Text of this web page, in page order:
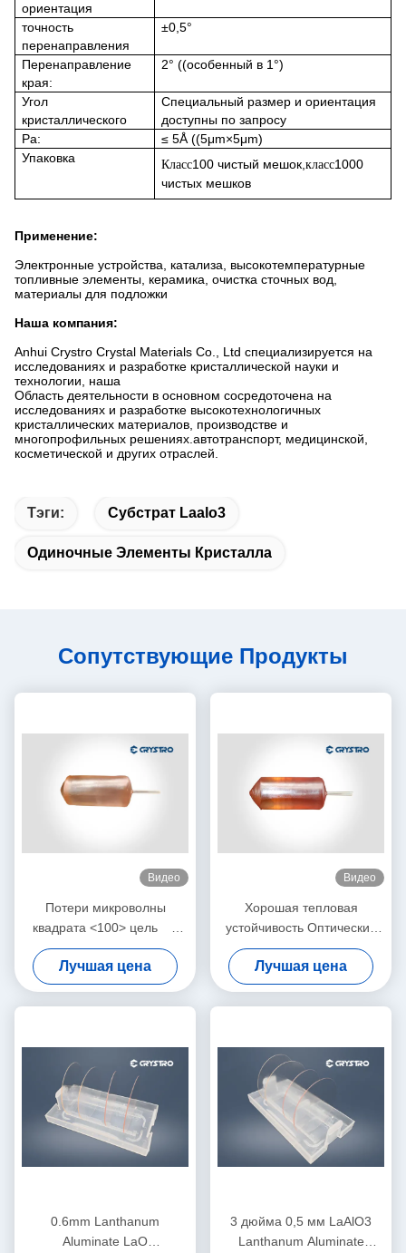
ориентация
точность
перенаправления
±0,5°
Перенаправление
края:
2° ((особенный в 1°)
Угол
кристаллического
Специальный размер и ориентация
доступны по запросу
Ра:
≤ 5Å ((5μm×5μm)
Упаковка
Класс100 чистый мешок, класс1000
чистых мешков
Применение:
Электронные устройства, катализа, высокотемпературные
топливные элементы, керамика, очистка сточных вод,
материалы для подложки
Наша компания:
Anhui Crystro Crystal Materials Co., Ltd специализируется на
исследованиях и разработке кристаллической науки и
технологии, наша
Область деятельности в основном сосредоточена на
исследованиях и разработке высокотехнологичных
кристаллических материалов, производстве и
многопрофильных решениях.автотранспорт, медицинской,
косметической и других отраслей.
Тэги: Субстрат Laalo3
Одиночные Элементы Кристалла
Сопутствующие Продукты
Видео
Потери микроволны
квадрата <100> цель
Laalo3 алюмината лантана
субстрата низкой оптически
Лучшая цена
Видео
Хорошая тепловая
устойчивость Оптический
субстрат
однокристаллический LaO
Лучшая цена
0.6mm Lanthanum
Aluminate LaO
3 дюйма 0,5 мм LaAlO3
Lanthanum Aluminate